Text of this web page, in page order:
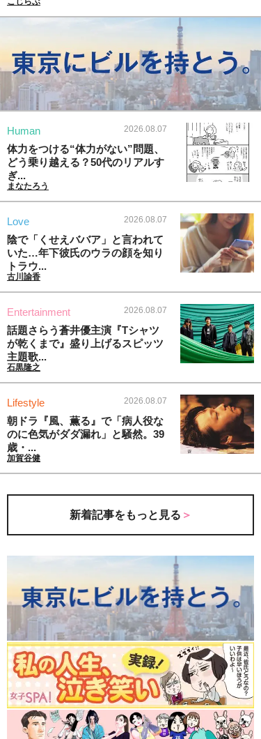
Human 2026.08.07
体力をつける“体力がない”問題、
どう乗り越える？50代のリアルす
ぎ...
まなたろう
Love 2026.08.07
陰で「くせえババア」と言われて
いた…年下彼氏のウラの顔を知り
トラウ...
古川諭香
Entertainment 2026.08.07
話題さらう蒼井優主演『Tシャツ
が乾くまで』盛り上げるスピッツ
主題歌...
石黒隆之
Lifestyle 2026.08.07
朝ドラ『風、薫る』で「病人役な
のに色気がダダ漏れ」と騒然。39
歳・...
加賀谷健
新着記事をもっと見る